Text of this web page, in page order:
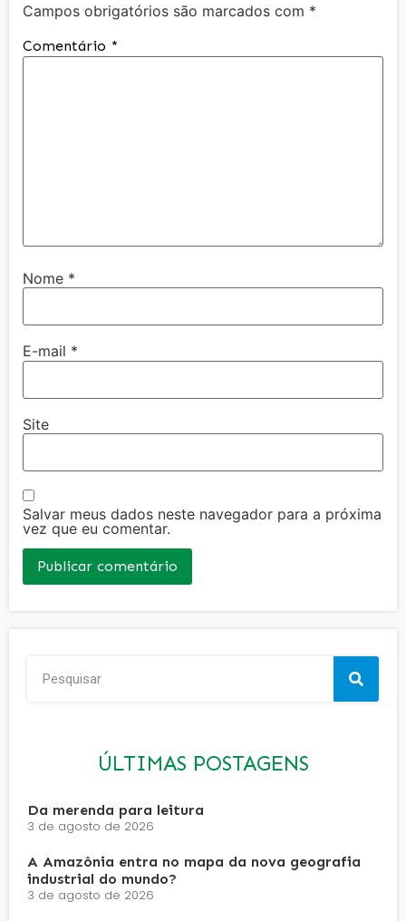
Campos obrigatórios são marcados com *
Comentário *
Nome *
E-mail *
Site
Salvar meus dados neste navegador para a próxima
vez que eu comentar.
ÚLTIMAS POSTAGENS
Da merenda para leitura
3 de agosto de 2026
A Amazônia entra no mapa da nova geografia
industrial do mundo?
3 de agosto de 2026